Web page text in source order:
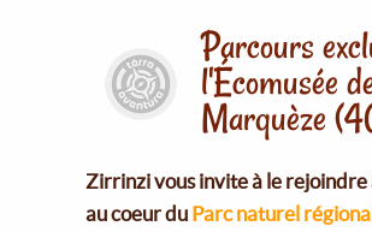
Parcours
l'Écomusée
Marquèze
Zirrinzi vous invite à le rejoindre
au coeur du Parc naturel